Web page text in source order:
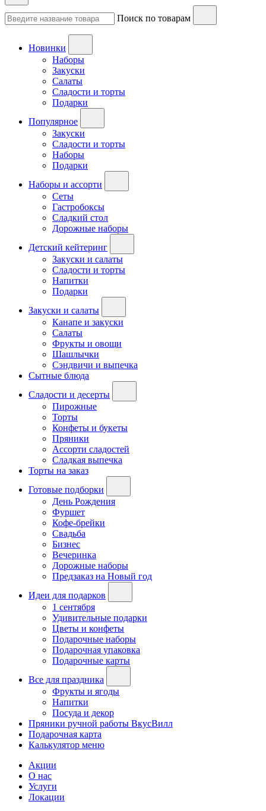
Поиск по товарам
Новинки
Наборы
Закуски
Салаты
Сладости и торты
Подарки
Популярное
Закуски
Сладости и торты
Наборы
Подарки
Наборы и ассорти
Сеты
Гастробоксы
Сладкий стол
Дорожные наборы
Детский кейтеринг
Закуски и салаты
Сладости и торты
Напитки
Подарки
Закуски и салаты
Канапе и закуски
Салаты
Фрукты и овощи
Шашлычки
Сэндвичи и выпечка
Сытные блюда
Сладости и десерты
Пирожные
Торты
Конфеты и букеты
Пряники
Ассорти сладостей
Сладкая выпечка
Торты на заказ
Готовые подборки
День Рождения
Фуршет
Кофе-брейки
Свадьба
Бизнес
Вечеринка
Дорожные наборы
Предзаказ на Новый год
Идеи для подарков
1 сентября
Удивительные подарки
Цветы и конфеты
Подарочные наборы
Подарочная упаковка
Подарочные карты
Все для праздника
Фрукты и ягоды
Напитки
Посуда и декор
Пряники ручной работы ВкусВилл
Подарочная карта
Калькулятор меню
Акции
О нас
Услуги
Локации